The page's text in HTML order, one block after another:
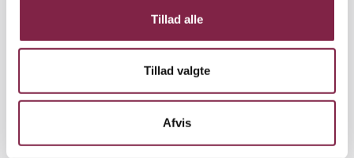
Tillad alle
Tillad valgte
Afvis
Vi skal bruge vores fælles stemme til at nå
sammen, end vi gør hver for sig. Det gjorde vi til
stormødet, det gør vi nu, og det bliver vi ved med.
”Stormødet var startskuddet til, at alle er klar til at
fastholde et politisk pres, og næste skridt er